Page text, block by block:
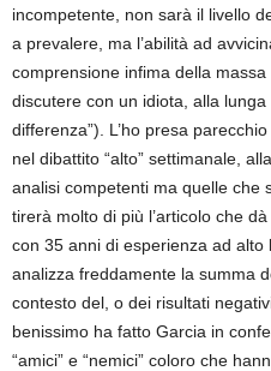
incompetente, non sarà il livello
a prevalere, ma l’abilità ad
comprensione infima della massa
discutere con un idiota, alla
differenza”). L’ho presa
nel dibattito “alto” settimanale,
analisi competenti ma quelle che
tirerà molto di più l’articolo che
con 35 anni di esperienza ad
analizza freddamente la summa
contesto del, o dei risultati
benissimo ha fatto Garcia in
“amici” e “nemici” coloro che